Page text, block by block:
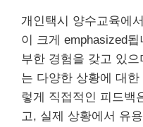
개인택시 양수교육에
이 크게 emphasized
부한 경험을 갖고 있
는 다양한 상황에 대
렇게 직접적인 피드백
고, 실제 상황에서 유